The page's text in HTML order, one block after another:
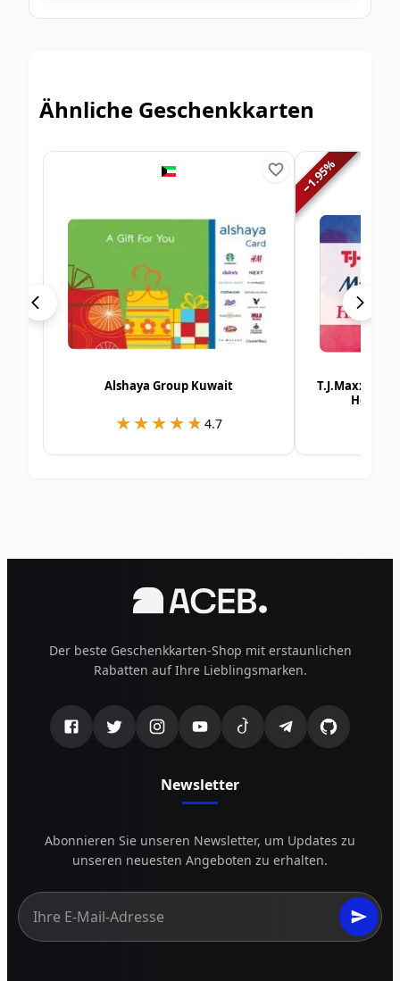
Ähnliche Geschenkkarten
Alshaya Group Kuwait
★★★★★
★★★★★ 4.7
−
1.95
%
T.J.Maxx |
Der beste Geschenkkarten-Shop mit erstaunlichen
Rabatten auf Ihre Lieblingsmarken.
Newsletter
Abonnieren Sie unseren Newsletter, um Updates zu
unseren neuesten Angeboten zu erhalten.